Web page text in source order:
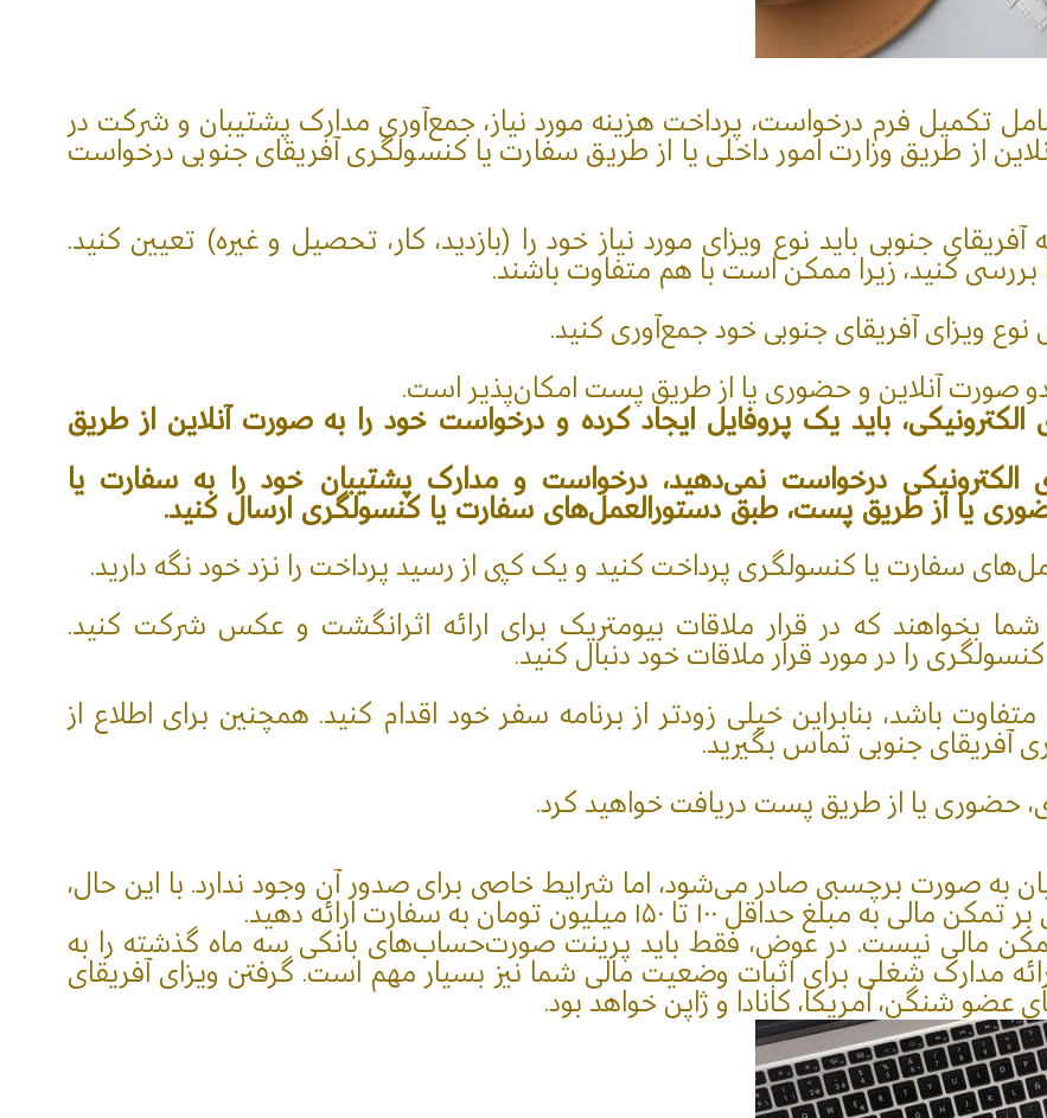
تکمیل فرم درخواست، پرداخت هزینه مورد نیاز، جمع‌آوری مدارک پشتیبان و شرکت در
از طریق وزارت امور داخلی یا از طریق سفارت یا کنسولگری آفریقای جنوبی درخواست
جنوبی باید نوع ویزای مورد نیاز خود را (بازدید، کار، تحصیل و غیره) تعیین کنید.
کنید، زیرا ممکن است با هم متفاوت باشند.
نوع ویزای آفریقای جنوبی خود جمع‌آوری کنید.
دو صورت آنلاین و حضوری یا از طریق پست امکان‌پذیر است.
باید یک پروفایل ایجاد کرده و درخواست خود را به صورت آنلاین از طریق
درخواست نمی‌دهید، درخواست و مدارک پشتیبان خود را به سفارت یا
یا از طریق پست، طبق دستورالعمل‌های سفارت یا کنسولگری ارسال کنید.
سفارت یا کنسولگری پرداخت کنید و یک کپی از رسید پرداخت را نزد خود نگه دارید.
بخواهند که در قرار ملاقات بیومتریک برای ارائه اثرانگشت و عکس شرکت کنید.
را در مورد قرار ملاقات خود دنبال کنید.
باشد، بنابراین خیلی زودتر از برنامه سفر خود اقدام کنید. همچنین برای اطلاع از
جنوبی تماس بگیرید.
حضوری یا از طریق پست دریافت خواهید کرد.
به صورت برچسبی صادر می‌شود، اما شرایط خاصی برای صدور آن وجود ندارد. با این حال،
تا ۱۵۰ میلیون تومان به سفارت ارائه دهید.
تمکن مالی نیست. در عوض، فقط باید پرینت صورت‌حساب‌های بانکی سه ماه گذشته را به
مدارک شغلی برای اثبات وضعیت مالی شما نیز بسیار مهم است. گرفتن ویزای آفریقای
عضو شنگن، آمریکا، کانادا و ژاپن خواهد بود.